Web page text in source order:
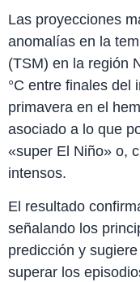
Las proyecciones
anomalías en la
(TSM) en la región
°C entre finales del
primavera en el
asociado a lo que
«super El Niño» o,
intensos.
El resultado
señalando los
predicción y
superar los